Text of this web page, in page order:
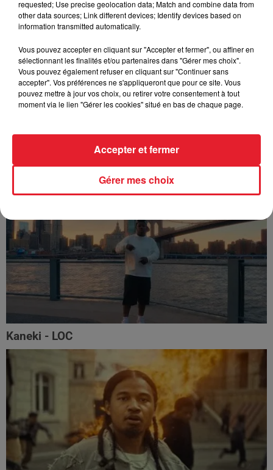
Franglish & Keblack - Génération Impolie
Kaneki - LOC
requested; Use precise geolocation data; Match and combine data from
other data sources; Link different devices; Identify devices based on
information transmitted automatically.
Vous pouvez accepter en cliquant sur "Accepter et fermer", ou affiner en
sélectionnant les finalités et/ou partenaires dans "Gérer mes choix".
Vous pouvez également refuser en cliquant sur "Continuer sans
accepter". Vos préférences ne s'appliqueront que pour ce site. Vous
pouvez mettre à jour vos choix, ou retirer votre consentement à tout
moment via le lien "Gérer les cookies" situé en bas de chaque page.
Gérer mes choix
Accepter et fermer